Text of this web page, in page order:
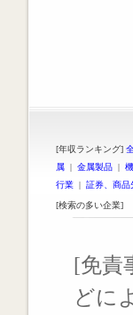
[年収ランキング]
属 | 金属製品 |
行業 | 証券、商品
[検索の多い企業]
[免責
どに